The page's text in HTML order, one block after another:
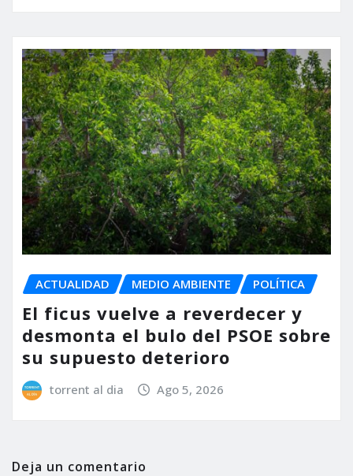
ACTUALIDAD MEDIO AMBIENTE POLÍTICA
El ficus vuelve a reverdecer y
desmonta el bulo del PSOE sobre
su supuesto deterioro
torrent al dia Ago 5, 2026
Deja un comentario